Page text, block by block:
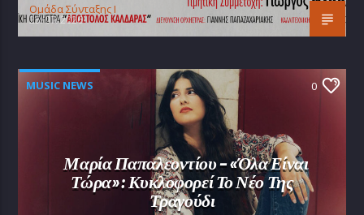
Oμάδα Σύνταξης Ι
25/07/2026
MUSIC NEWS 0
Μαρία Παπαλεοντίου – «Όλα Είναι
Τώρα»: Κυκλοφορεί Το Νέο Της
Τραγούδι